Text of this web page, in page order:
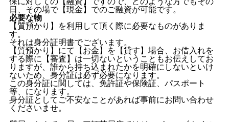
日、その場で【現金】でのご融資が可能です。
必要な物
【質預かり】を利用して頂く際に必要なものがありま
す。
それは身分証明書でございます。
【質預かり】にて【お金】を【貸す】場合、お借入れを
する際に【審査】は一切ないということもお伝えしてお
りますが、誰から持ち込まれたかを明確にしないといけ
ないため、身分証は必ず必要になります。
この身分証に関しては、免許証や保険証、パスポート
等、になります。
身分証としてご不安なことがあれば事前にお問い合わせ
くださいませ。